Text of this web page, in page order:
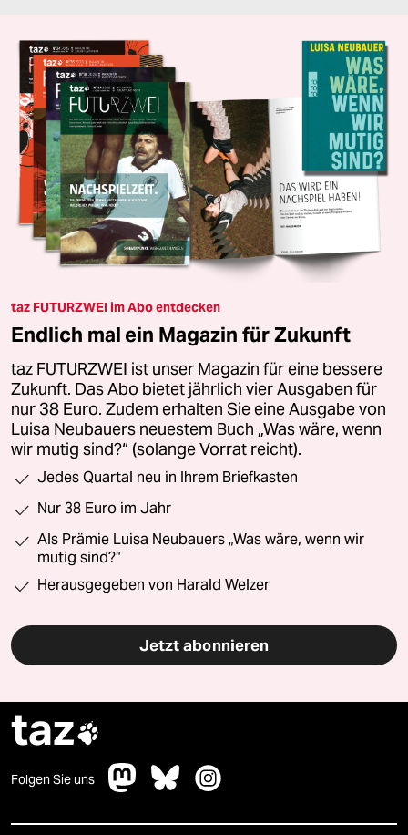
taz FUTURZWEI im Abo entdecken
Endlich mal ein Magazin für Zukunft
taz FUTURZWEI ist unser Magazin für eine bessere
Zukunft. Das Abo bietet jährlich vier Ausgaben für
nur 38 Euro. Zudem erhalten Sie eine Ausgabe von
Luisa Neubauers neuestem Buch „Was wäre, wenn
wir mutig sind?“ (solange Vorrat reicht).
Jedes Quartal neu in Ihrem Briefkasten
Nur 38 Euro im Jahr
Als Prämie Luisa Neubauers „Was wäre, wenn wir
mutig sind?“
Herausgegeben von Harald Welzer
Jetzt abonnieren
taz
Folgen Sie uns